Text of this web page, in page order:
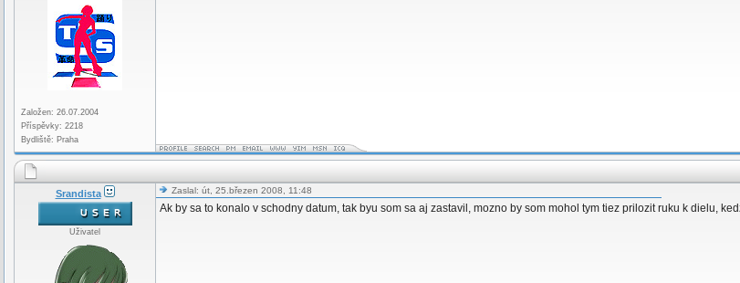
Založen: 26.07.2004
Příspěvky: 2218
Bydliště: Praha
Srandista
Uživatel
Zaslal: út, 25.březen 2008, 11:48
Ak by sa to konalo v schodny datum, tak byu som sa aj zastavil, mozno by som mohol tym tiez prilozit ruku k dielu,